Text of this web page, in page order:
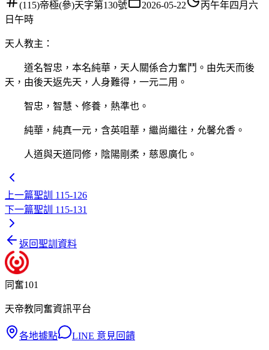
(115)帝極(參)天字第130號 2026-05-22
丙午年四月六
日午時
天人教主 ：
道名智忠，本名純華，天人關係合力奮鬥。由先天而後
天，由後天返先天，人身難得，一元二用。
智忠，智慧、修養，熱準也。
純華，純真一元，含英咀華，繼尚繼往，允馨允香。
人道與天道同修，陰陽剛柔，慈恩廣化。
上一篇聖訓 115-126
下一篇聖訓 115-131
返回聖訓資料
同奮101
天帝教同奮資訊平台
各地據點 LINE 意見回饋